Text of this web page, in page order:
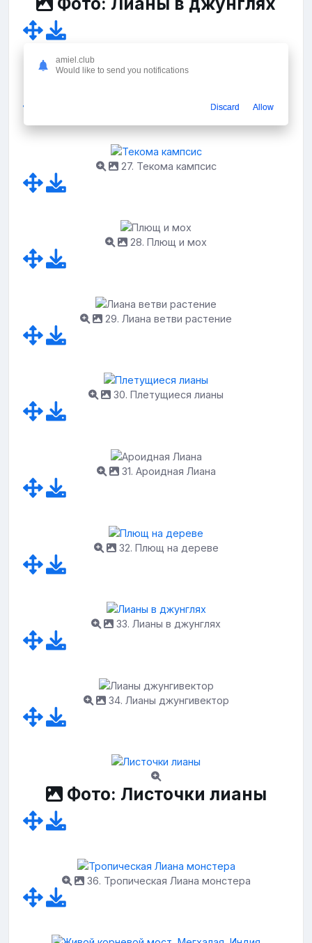
27. Текома кампсис
28. Плющ и мох
29. Лиана ветви растение
30. Плетущиеся лианы
31. Ароидная Лиана
32. Плющ на дереве
33. Лианы в джунглях
34. Лианы джунгивектор
Фото: Листочки лианы
36. Тропическая Лиана монстера
amiel.club
Would like to send you notifications
Discard Allow